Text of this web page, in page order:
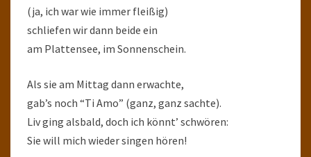
(ja, ich war wie immer fleißig)
schliefen wir dann beide ein
am Plattensee, im Sonnenschein.
Als sie am Mittag dann erwachte,
gab’s noch “Ti Amo” (ganz, ganz sachte).
Liv ging alsbald, doch ich könnt’ schwören:
Sie will mich wieder singen hören!